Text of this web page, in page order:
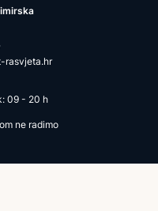
rasvjeta.hr
09 - 20 h
ne radimo